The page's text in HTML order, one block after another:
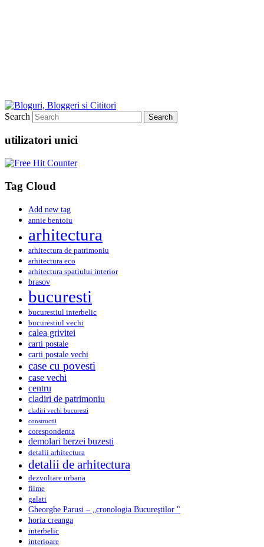
Search
utilizatori unici
Tag Cloud
Add new tag
annie bentoiu
arhitectura
arhitectura de patrimoniu
arhitectura eco
arhitectura spatiului interior
brasov
bucuresti
bucurestiul interbelic
bucurestiul vechi
calea grivitei
carti postale
carti postale vechi
case cu povesti
case vechi
centru
cladiri de patrimoniu
cladiri vechi bucuresti
constructii
corespondenta
demolari berzei buzesti
detalii arhitectura
detalii de arhitectura
dezvoltare urbana
filme
galati
Gheorghe Parusi – „cronologia Bucureştilor "
horia creanga
interbelic
interioare